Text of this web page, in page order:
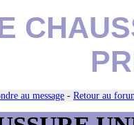
au message - Retour au